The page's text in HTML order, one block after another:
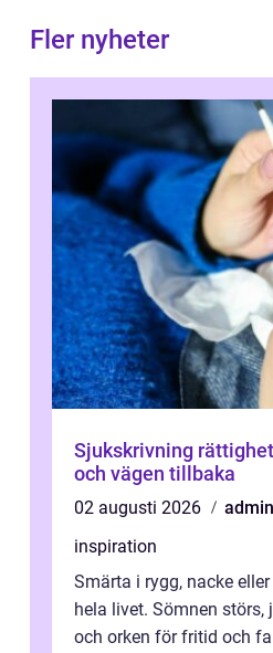
Fler nyheter
Sjukskrivning rättigheter, ersättning
och vägen tillbaka
02 augusti 2026
admin
inspiration
Smärta i rygg, nacke
hela livet. Sömnen störs,
och orken för fritid och